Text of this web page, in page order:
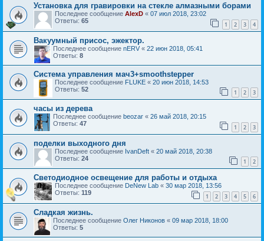
Установка для гравировки на стекле алмазными борами
Последнее сообщение AlexD « 07 июл 2018, 23:02
Ответы: 65 1 2 3 4
Вакуумный присос, эжектор.
Последнее сообщение nERV « 22 июн 2018, 05:41
Ответы: 8
Система управления мач3+smoothstepper
Последнее сообщение FLUKE « 20 июн 2018, 14:53
Ответы: 52 1 2 3
часы из дерева
Последнее сообщение beozar « 26 май 2018, 20:15
Ответы: 47 1 2 3
поделки выходного дня
Последнее сообщение IvanDeft « 20 май 2018, 20:38
Ответы: 24 1 2
Светодиодное освещение для работы и отдыха
Последнее сообщение DeNew Lab « 30 мар 2018, 13:56
Ответы: 119 1 2 3 4 5 6
Сладкая жизнь.
Последнее сообщение Олег Никонов « 09 мар 2018, 18:00
Ответы: 5